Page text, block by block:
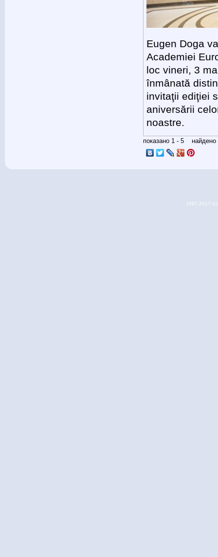
Eugen Doga
Academiei
loc vineri, 3
înmânată
invitaţii ediţiei
aniversării
noastre.
показано 1 - 5 найдено
1997-2017